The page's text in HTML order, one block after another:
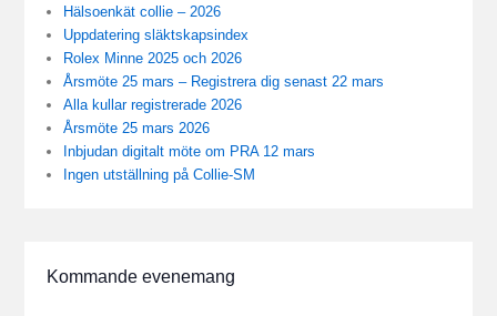
Hälsoenkät collie – 2026
Uppdatering släktskapsindex
Rolex Minne 2025 och 2026
Årsmöte 25 mars – Registrera dig senast 22 mars
Alla kullar registrerade 2026
Årsmöte 25 mars 2026
Inbjudan digitalt möte om PRA 12 mars
Ingen utställning på Collie-SM
Kommande evenemang